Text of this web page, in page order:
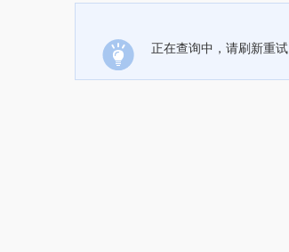
正在查询中，请刷新重试